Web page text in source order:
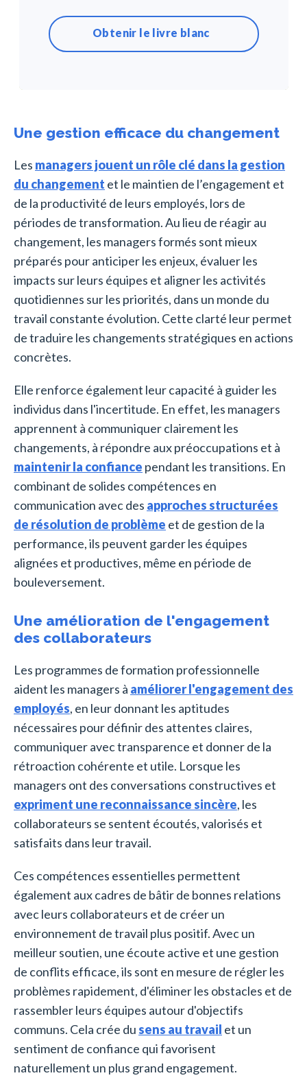
Obtenir le livre blanc
Une gestion efficace du changement
Les managers jouent un rôle clé dans la gestion
du changement et le maintien de l’engagement et
de la productivité de leurs employés, lors de
périodes de transformation. Au lieu de réagir au
changement, les managers formés sont mieux
préparés pour anticiper les enjeux, évaluer les
impacts sur leurs équipes et aligner les activités
quotidiennes sur les priorités, dans un monde du
travail constante évolution. Cette clarté leur permet
de traduire les changements stratégiques en actions
concrètes.
Elle renforce également leur capacité à guider les
individus dans l'incertitude. En effet, les managers
apprennent à communiquer clairement les
changements, à répondre aux préoccupations et à
maintenir la confiance pendant les transitions. En
combinant de solides compétences en
communication avec des approches structurées
de résolution de problème et de gestion de la
performance, ils peuvent garder les équipes
alignées et productives, même en période de
bouleversement.
Une amélioration de l'engagement
des collaborateurs
Les programmes de formation professionnelle
aident les managers à améliorer l'engagement des
employés, en leur donnant les aptitudes
nécessaires pour définir des attentes claires,
communiquer avec transparence et donner de la
rétroaction cohérente et utile. Lorsque les
managers ont des conversations constructives et
expriment une reconnaissance sincère, les
collaborateurs se sentent écoutés, valorisés et
satisfaits dans leur travail.
Ces compétences essentielles permettent
également aux cadres de bâtir de bonnes relations
avec leurs collaborateurs et de créer un
environnement de travail plus positif. Avec un
meilleur soutien, une écoute active et une gestion
de conflits efficace, ils sont en mesure de régler les
problèmes rapidement, d'éliminer les obstacles et de
rassembler leurs équipes autour d'objectifs
communs. Cela crée du sens au travail et un
sentiment de confiance qui favorisent
naturellement un plus grand engagement.